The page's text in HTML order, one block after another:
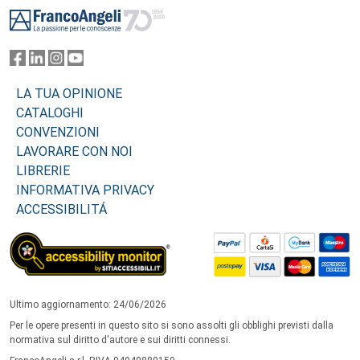
LA TUA OPINIONE
CATALOGHI
CONVENZIONI
LAVORARE CON NOI
LIBRERIE
INFORMATIVA PRIVACY
ACCESSIBILITÁ
Ultimo aggiornamento: 24/06/2026
Per le opere presenti in questo sito si sono assolti gli obblighi previsti dalla
normativa sul diritto d'autore e sui diritti connessi.